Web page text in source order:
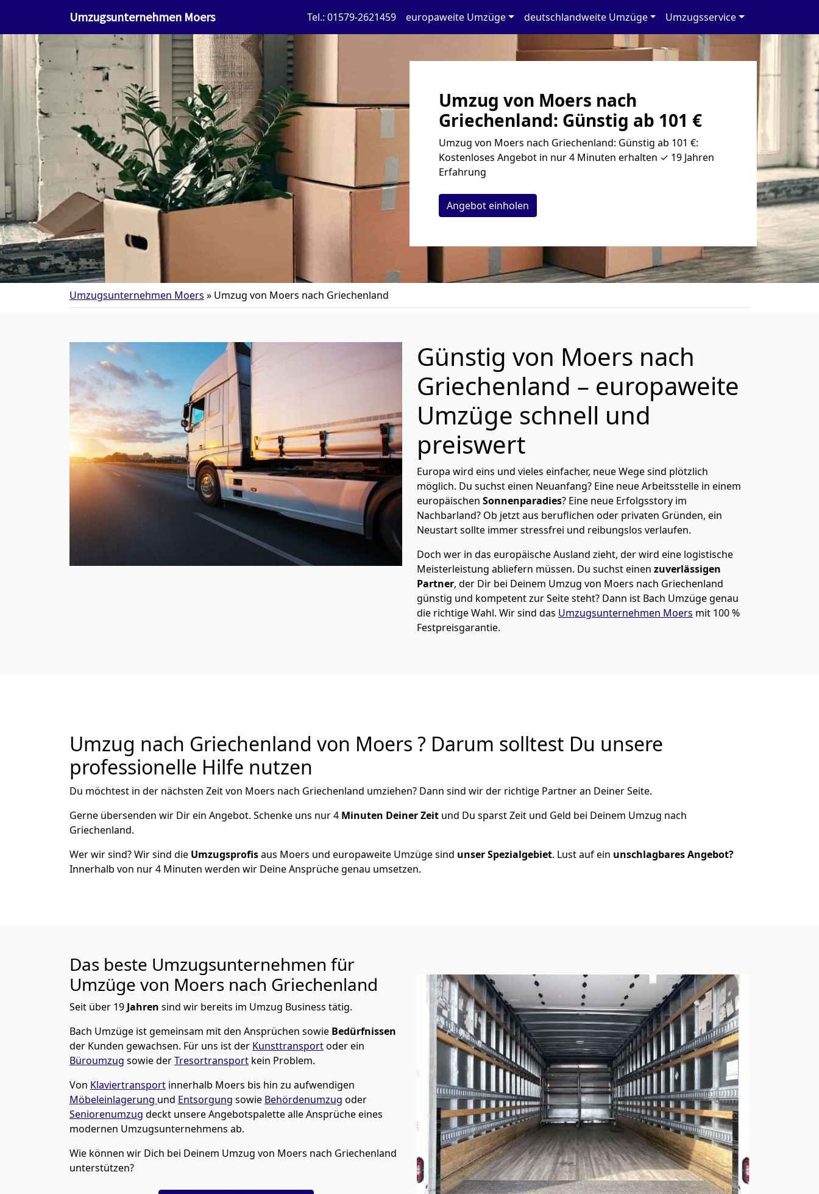
Umzugsunternehmen Moers Tel.: 01579-2621459 europaweite Umzüge deutschlandweite Umzüge Umzugsservice
Umzug von Moers nach
Griechenland: Günstig ab 101 €
Umzug von Moers nach Griechenland: Günstig ab 101 €:
Kostenloses Angebot in nur 4 Minuten erhalten ✓ 19 Jahren
Erfahrung
Angebot einholen
Umzugsunternehmen Moers » Umzug von Moers nach Griechenland
Günstig von Moers nach
Griechenland – europaweite
Umzüge schnell und
preiswert
Europa wird eins und vieles einfacher, neue Wege sind plötzlich
möglich. Du suchst einen Neuanfang? Eine neue Arbeitsstelle in einem
europäischen Sonnenparadies? Eine neue Erfolgsstory im
Nachbarland? Ob jetzt aus beruflichen oder privaten Gründen, ein
Neustart sollte immer stressfrei und reibungslos verlaufen.
Doch wer in das europäische Ausland zieht, der wird eine logistische
Meisterleistung abliefern müssen. Du suchst einen zuverlässigen
Partner, der Dir bei Deinem Umzug von Moers nach Griechenland
günstig und kompetent zur Seite steht? Dann ist Bach Umzügegenau
die richtige Wahl. Wir sind das Umzugsunternehmen Moers mit 100 %
Festpreisgarantie.
Umzug nach Griechenland von Moers ? Darum solltest Du unsere
professionelle Hilfe nutzen
Du möchtest in der nächsten Zeit von Moers nach Griechenland umziehen? Dann sind wir der richtige Partner an Deiner Seite.
Gerne übersenden wir Dir ein Angebot. Schenke uns nur4 Minuten Deiner Zeit und Du sparst Zeit und Geld bei Deinem Umzug nach
Griechenland.
Wer wir sind? Wir sind die Umzugsprofisaus Moers und europaweite Umzüge sind unser Spezialgebiet. Lust auf ein unschlagbares Angebot?
Innerhalb von nur4 Minuten werden wir Deine Ansprüche genau umsetzen.
Das beste Umzugsunternehmen für
Umzüge von Moers nach Griechenland
Seit über 19 Jahren sind wir bereits im Umzug Business tätig.
Bach Umzüge ist gemeinsam mit den Ansprüchen sowie Bedürfnissen
der Kunden gewachsen. Für uns ist der Kunsttransportoder ein
Büroumzug sowie derTresortransport kein Problem.
Von Klaviertransport innerhalb Moers bis hin zu aufwendigen
Möbeleinlagerung und Entsorgung sowie Behördenumzug oder
Seniorenumzug deckt unsere Angebotspalette alle Ansprüche eines
modernen Umzugsunternehmens ab.
Wie können wir Dich bei Deinem Umzug von Moers nach Griechenland
unterstützen?